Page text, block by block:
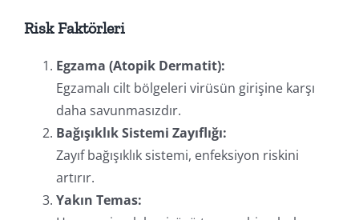
Risk Faktörleri
Egzama (Atopik Dermatit):
Egzamalı cilt bölgeleri virüsün girişine karşı
daha savunmasızdır.
Bağışıklık Sistemi Zayıflığı:
Zayıf bağışıklık sistemi, enfeksiyon riskini
artırır.
Yakın Temas: